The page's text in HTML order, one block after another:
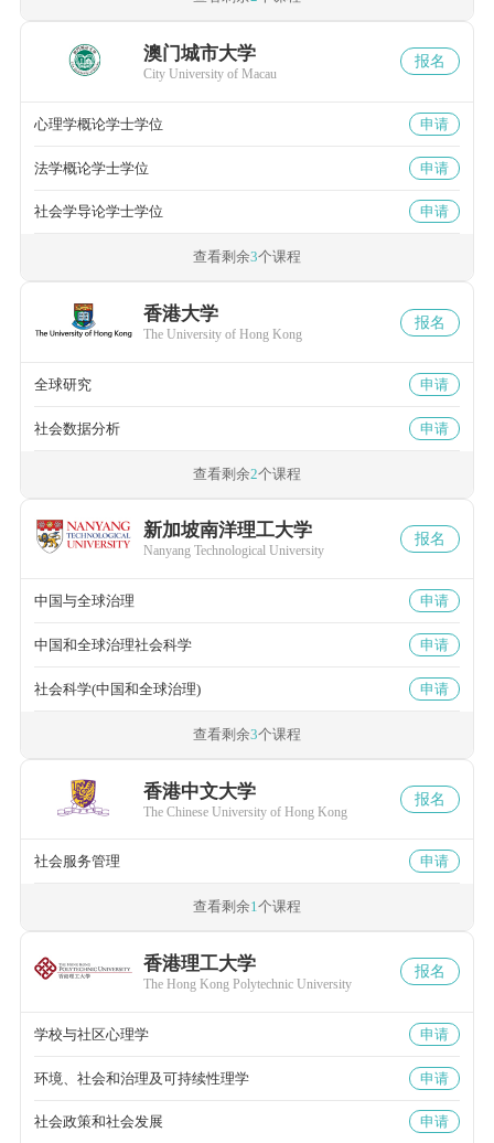
澳门城市大学
City University of Macau
报名
心理学概论学士学位 申请
法学概论学士学位 申请
社会学导论学士学位 申请
查看剩余3个课程
香港大学
The University of Hong Kong
报名
全球研究 申请
社会数据分析 申请
查看剩余2个课程
新加坡南洋理工大学
Nanyang Technological University
报名
中国与全球治理 申请
中国和全球治理社会科学 申请
社会科学(中国和全球治理) 申请
查看剩余3个课程
香港中文大学
The Chinese University of Hong Kong
报名
社会服务管理 申请
查看剩余1个课程
香港理工大学
The Hong Kong Polytechnic University
报名
学校与社区心理学 申请
环境、社会和治理及可持续性理学 申请
社会政策和社会发展 申请